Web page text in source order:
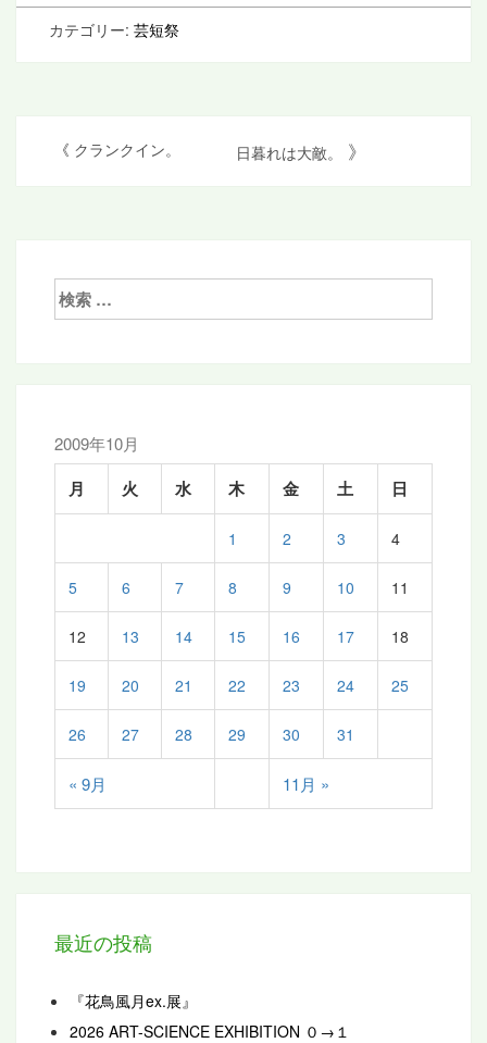
カテゴリー: 芸短祭
《 クランクイン。 日暮れは大敵。 》
検
索:
2009年10月
月 火 水 木 金 土 日
« 9月 11月 »
1 2 3 4
5 6 7 8 9 10 11
12 13 14 15 16 17 18
19 20 21 22 23 24 25
26 27 28 29 30 31
最近の投稿
『花鳥風月ex.展』
2026 ART-SCIENCE EXHIBITION ０→１